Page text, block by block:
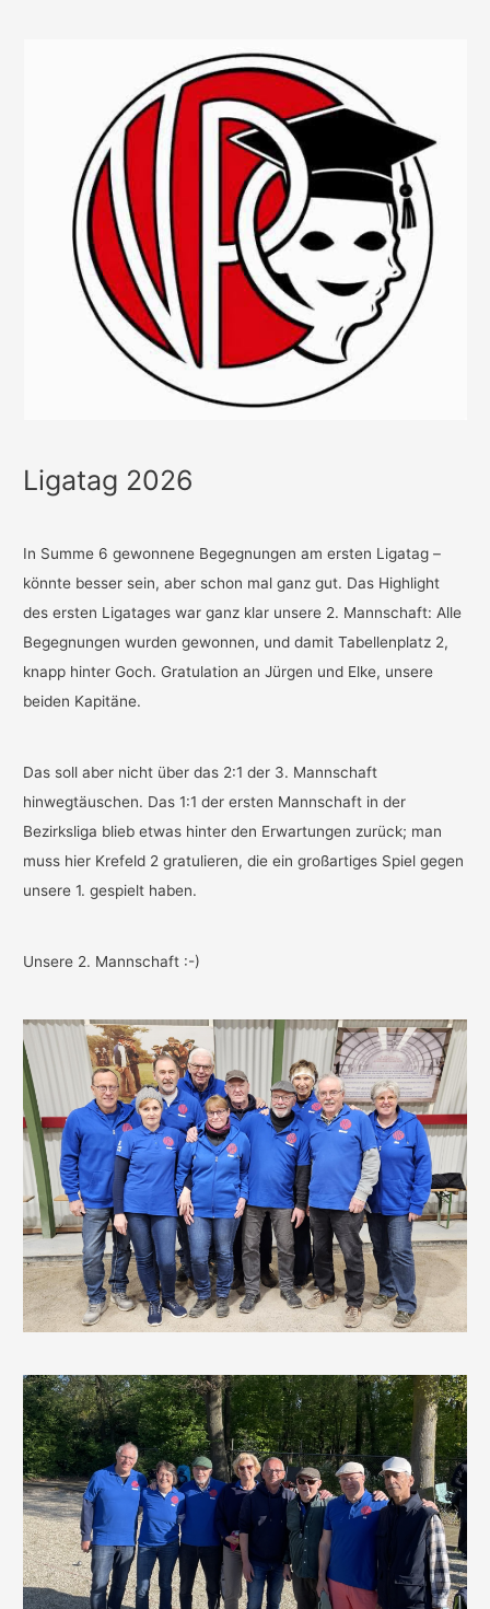
Ligatag 2026
In Summe 6 gewonnene Begegnungen am ersten Ligatag –
könnte besser sein, aber schon mal ganz gut. Das Highlight
des ersten Ligatages war ganz klar unsere 2. Mannschaft: Alle
Begegnungen wurden gewonnen, und damit Tabellenplatz 2,
knapp hinter Goch. Gratulation an Jürgen und Elke, unsere
beiden Kapitäne.
Das soll aber nicht über das 2:1 der 3. Mannschaft
hinwegtäuschen. Das 1:1 der ersten Mannschaft in der
Bezirksliga blieb etwas hinter den Erwartungen zurück; man
muss hier Krefeld 2 gratulieren, die ein großartiges Spiel gegen
unsere 1. gespielt haben.
Unsere 2. Mannschaft :-)